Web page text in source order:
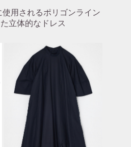
用されるポリゴンライン
立体的なドレス